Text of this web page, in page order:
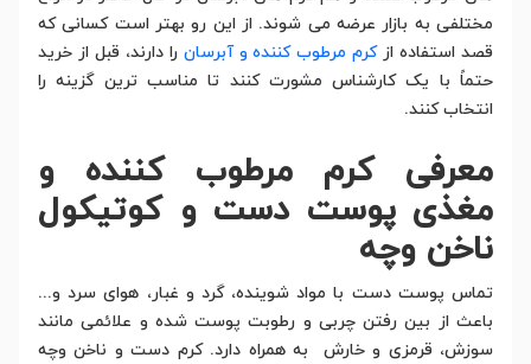
مختلفی به بازار عرضه می شوند. از این رو بهتر است کسانی که
قصد استفاده ازکرم مرطوب کننده و آبرسان را دارند، قبل از خرید
حتماً با یک کارشناس مشورت کنند تا مناسب ترین گزینه را
انتخاب کنند.
معرفی کرم مرطوب کننده و
مغذی پوست دست و کوتیکول
ناخن وچه
تماس پوست دست با مواد شوینده، گرد و غبار، هوای سرد و...
باعث از بین رفتن چربی و رطوبت پوست شده و علائمی مانند
سوزش، قرمزی و خارش به همراه دارد. کرم دست و ناخن وچه